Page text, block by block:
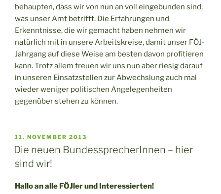
behaupten, dass wir von nun an voll eingebunden sind,
was unser Amt betrifft. Die Erfahrungen und
Erkenntnisse, die wir gemacht haben nehmen wir
natürlich mit in unsere Arbeitskreise, damit unser FÖJ-
Jahrgang auf diese Weise am besten davon profitieren
kann. Trotz allem freuen wir uns nun aber riesig darauf
in unseren Einsatzstellen zur Abwechslung auch mal
wieder weniger politischen Angelegenheiten
gegenüber stehen zu können.
VERÖFFENTLICHT
AM
11. NOVEMBER 2013
Die neuen BundessprecherInnen – hier
sind wir!
Hallo an alle FÖJler und Interessierten!